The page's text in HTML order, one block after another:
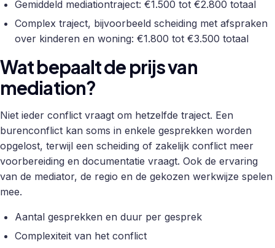
Gemiddeld mediationtraject: €1.500 tot €2.800 totaal
Complex traject, bijvoorbeeld scheiding met afspraken
over kinderen en woning: €1.800 tot €3.500 totaal
Wat bepaalt de prijs van
mediation?
Niet ieder conflict vraagt om hetzelfde traject. Een
burenconflict kan soms in enkele gesprekken worden
opgelost, terwijl een scheiding of zakelijk conflict meer
voorbereiding en documentatie vraagt. Ook de ervaring
van de mediator, de regio en de gekozen werkwijze spelen
mee.
Aantal gesprekken en duur per gesprek
Complexiteit van het conflict